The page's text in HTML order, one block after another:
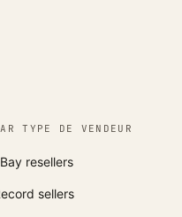
TYPE DE VENDEUR
resellers
sellers